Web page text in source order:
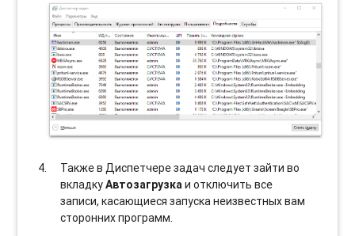
Также в Диспетчере задач следует зайти во
вкладкуАвтозагрузкаи отключить все
записи, касающиеся запуска неизвестных вам
сторонних программ.